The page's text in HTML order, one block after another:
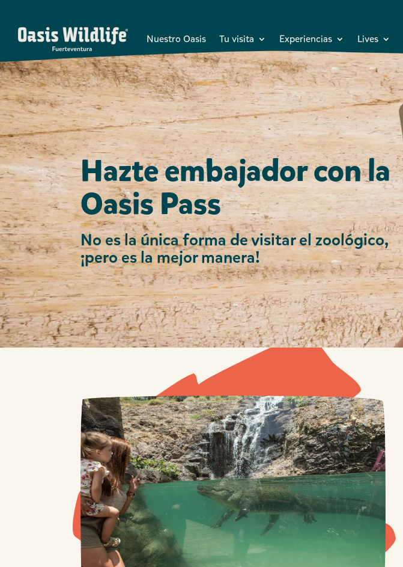
Nuestro Oasis Tu visita Experiencias Lives
Hazte embajador con la
Oasis Pass
No es la única forma de visitar el zoológico,
¡pero es la mejor manera!